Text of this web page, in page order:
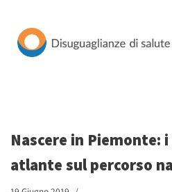
Vai
Nascere in Piemonte:
atlante sul percorso